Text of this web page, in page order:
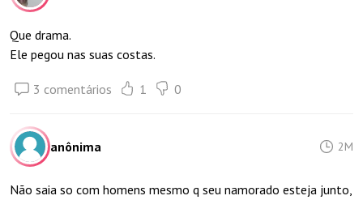
Que drama.
Ele pegou nas suas costas.
3 comentários 1 0
anônima 2M
Não saia so com homens mesmo q seu namorado esteja junto,